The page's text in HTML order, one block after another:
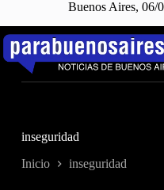
Buenos Aires, 06/
Saltar
contenido
inseguridad
Inicio inseguridad